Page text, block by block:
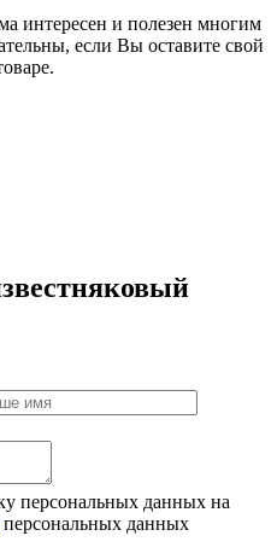
интересен и полезен многим
если Вы оставите свой
персональных данных на
персональных данных